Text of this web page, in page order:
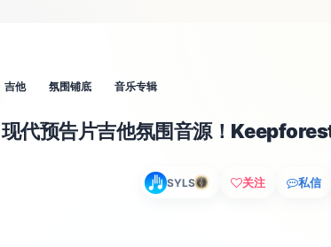
吉他 氛围铺底 音乐专辑
现代预告片吉他氛围音源！
SYLS 关注 私信